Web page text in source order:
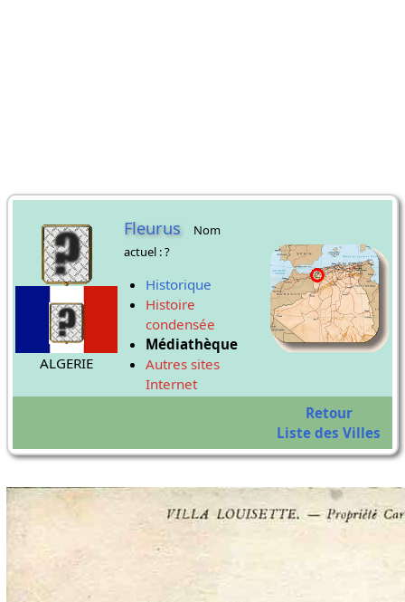
ALGERIE
Fleurus
Nom
actuel : ?
Historique
Histoire
condensée
Médiathèque
Autres sites
Internet
Retour
Liste des Villes